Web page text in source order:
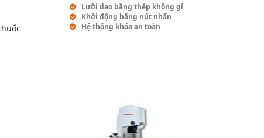
Lưỡi dao bằng thép không gỉ
Khởi động bằng nút nhấn
Hệ thống khóa an toàn